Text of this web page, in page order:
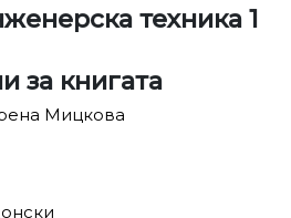
техника 1
за книгата
Мицкова